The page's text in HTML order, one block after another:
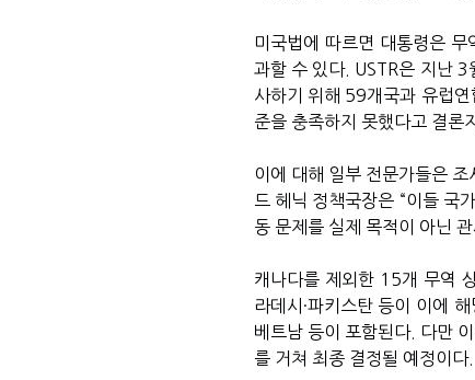
미국법에 따르면 대통령은
과할 수 있다. USTR은 지난 3
사하기 위해 59개국과 유럽
준을 충족하지 못했다고 결론
이에 대해 일부 전문가들은
드 헤닉 정책국장은 “이들 국
동 문제를 실제 목적이 아닌
캐나다를 제외한 15개 무역
라데시·파키스탄 등이 이에
베트남 등이 포함된다. 다만
를 거쳐 최종 결정될 예정이다.